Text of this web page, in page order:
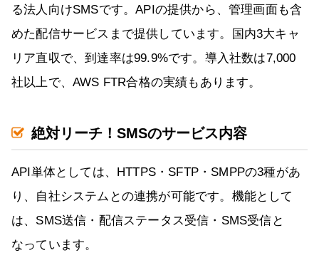
る法人向けSMSです。APIの提供から、管理画面も含
めた配信サービスまで提供しています。国内3大キャ
リア直収で、到達率は99.9%です。導入社数は7,000
社以上で、AWS FTR合格の実績もあります。
絶対リーチ！SMSのサービス内容
API単体としては、HTTPS・SFTP・SMPPの3種があ
り、自社システムとの連携が可能です。機能として
は、SMS送信・配信ステータス受信・SMS受信と
なっています。